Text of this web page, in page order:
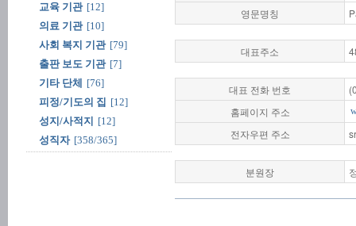
교육 기관 [12]
의료 기관 [10]
사회 복지 기관 [79]
출판 보도 기관 [7]
기타 단체
[76]
피정/기도의 집 [12]
성지/사적지
[12]
성직자 [358/365]
영문명칭
대표주소
대표 전화 번호
홈페이지 주소
전자우편 주소
분원장